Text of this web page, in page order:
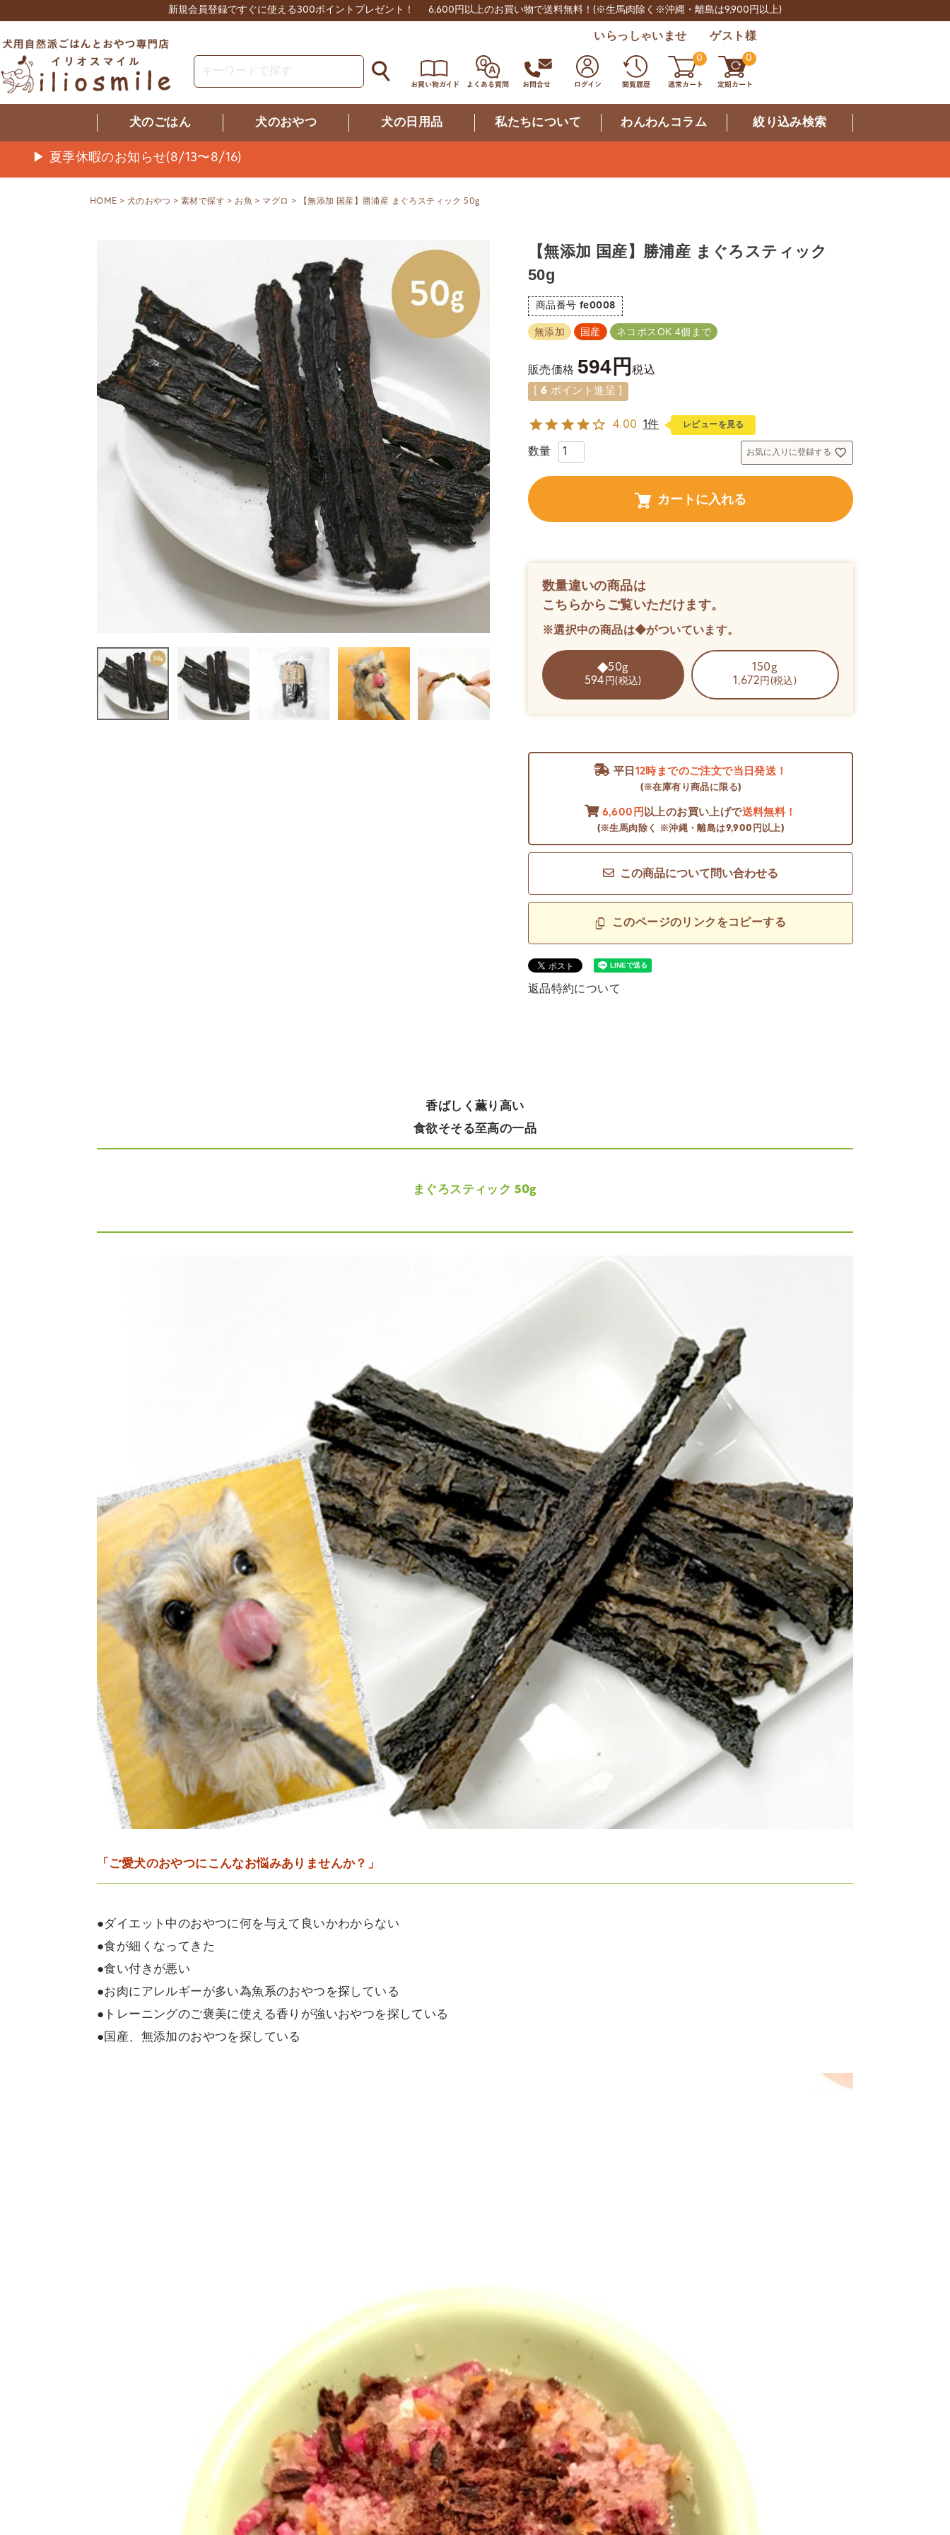
新規会員登録ですぐに使える300ポイントプレゼント！ 6,600円以上のお買い物で送料無料！ (※生馬肉除く※沖縄・離島は9,900円以上)
いらっしゃいませ ゲスト様
0 0
犬のごはん 犬のおやつ 犬の日用品 私たちについて わんわんコラム 絞り込み検索
▶ 夏季休暇のお知らせ(8/13〜8/16)
HOME 犬のおやつ 素材で探す お魚 マグロ 【無添加 国産】勝浦産 まぐろスティック 50g
【無添加 国産】勝浦産 まぐろスティック
50g
商品番号 fe0008
無添加 国産 ネコポスOK 4個まで
販売価格 594 税込
6 ポイント進呈 ]
4.00 1件 レビューを見る
お気に入りに登録する
カートに入れる
数量違いの商品は
こちらからご覧いただけます。
※選択中の商品は◆がついています。
50g
594 円(税込)
150g
1,672 円(税込)
平日 12時までのご注文で当日発送！
(※在庫有り商品に限る)
6,600円以上のお買い上げで送料無料！
(※生馬肉除く ※沖縄・離島は9,900円以上)
この商品について問い合わせる
このページのリンクをコピーする
返品特約について
香ばしく薫り高い
食欲そそる至高の一品
まぐろスティック 50g
「ご愛犬のおやつにこんなお悩みありませんか？」
●ダイエット中のおやつに何を与えて良いかわからない
●食が細くなってきた
●食い付きが悪い
●お肉にアレルギーが多い為魚系のおやつを探している
●トレーニングのご褒美に使える香りが強いおやつを探している
●国産、無添加のおやつを探している